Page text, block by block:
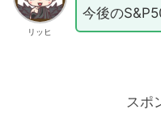
リッヒ
今後の
スポ